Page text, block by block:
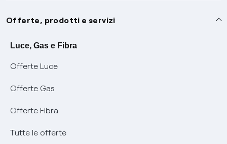
Assistenza
Avvisi
SOS luce e gas
Conciliazioni e risoluzione delle controversie
Negoziazione paritetica
Informazioni Sisma
Servizi
Moduli e documenti
Documenti Fibra
Offerte, prodotti e servizi
Luce, Gas e Fibra
Offerte Luce
Offerte Gas
Offerte Fibra
Tutte le offerte